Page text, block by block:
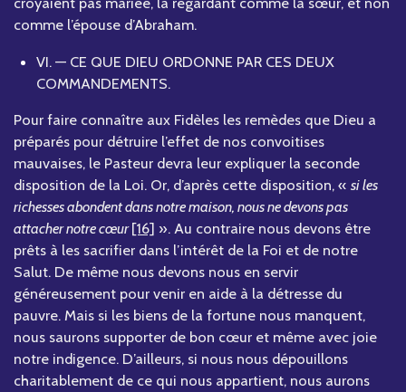
comme l’épouse d’Abraham.
VI. — CE QUE DIEU ORDONNE PAR CES DEUX
COMMANDEMENTS.
Pour faire connaître aux Fidèles les remèdes que Dieu a
préparés pour détruire l’effet de nos convoitises
mauvaises, le Pasteur devra leur expliquer la seconde
disposition de la Loi. Or, d’après cette disposition, « si les
richesses abondent dans notre maison, nous ne devons pas
attacher notre cœur[16] ». Au contraire nous devons être
prêts à les sacrifier dans l’intérêt de la Foi et de notre
Salut. De même nous devons nous en servir
généreusement pour venir en aide à la détresse du
pauvre. Mais si les biens de la fortune nous manquent,
nous saurons supporter de bon cœur et même avec joie
notre indigence. D’ailleurs, si nous nous dépouillons
charitablement de ce qui nous appartient, nous aurons